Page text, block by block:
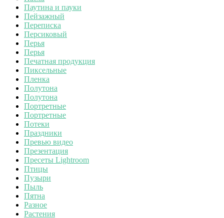
Паутина и пауки
Пейзажный
Переписка
Персиковый
Перья
Перья
Печатная продукция
Пиксельные
Пленка
Полутона
Полутона
Портретные
Портретные
Потеки
Праздники
Превью видео
Презентация
Пресеты Lightroom
Птицы
Пузыри
Пыль
Пятна
Разное
Растения